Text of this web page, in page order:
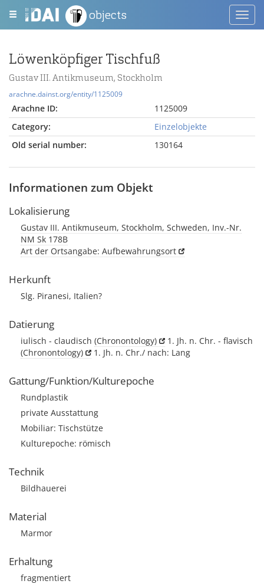
objects
Löwenköpfiger Tischfuß
Gustav III. Antikmuseum, Stockholm
arachne.dainst.org/entity/1125009
Arachne ID:
1125009
Category:
Einzelobjekte
Old serial number:
130164
Informationen zum Objekt
Lokalisierung
Gustav III. Antikmuseum, Stockholm, Schweden, Inv.-Nr.
NM Sk 178B
Art der Ortsangabe: Aufbewahrungsort
Herkunft
Slg. Piranesi, Italien?
Datierung
iulisch - claudisch (Chronontology)
1. Jh. n. Chr. - flavisch
(Chronontology)
1. Jh. n. Chr./ nach: Lang
Gattung/Funktion/Kulturepoche
Rundplastik
private Ausstattung
Mobiliar: Tischstütze
Kulturepoche: römisch
Technik
Bildhauerei
Material
Marmor
Erhaltung
fragmentiert